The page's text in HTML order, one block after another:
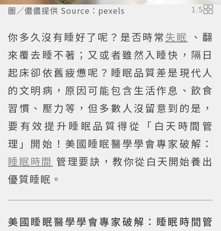
圖／儂儂提供 Source：pexels 1 /5
你多久沒有睡好了呢？是否時常失眠 、翻
來覆去睡不著；又或者雖然入睡快，隔日
起床卻依舊疲憊呢？睡眠品質差是現代人
的文明病，原因可能包含生活作息、飲食
習慣、壓力等，但多數人沒留意到的是，
要有效提升睡眠品質得從「白天時間管
理」開始！美國睡眠醫學學會專家破解：
睡眠時間 管理要訣，教你從白天開始養出
優質睡眠。
美國睡眠醫學學會專家破解：睡眠時間管